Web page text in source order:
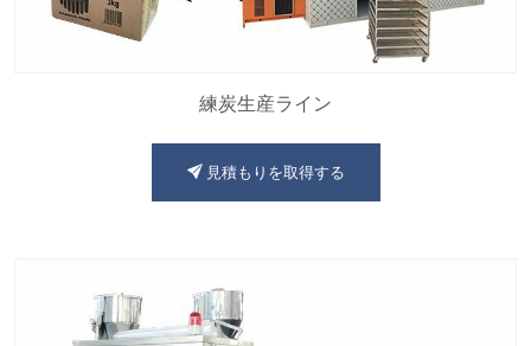
練炭生産ライン
見積もりを取得する